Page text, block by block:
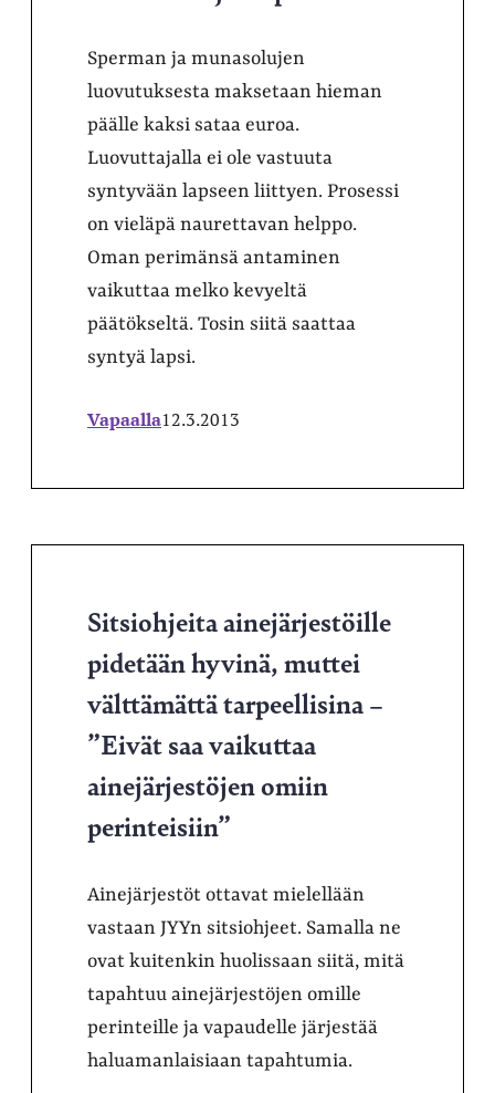
Sperman ja munasolujen
luovutuksesta maksetaan hieman
päälle kaksi sataa euroa.
Luovuttajalla ei ole vastuuta
syntyvään lapseen liittyen. Prosessi
on vieläpä naurettavan helppo.
Oman perimänsä antaminen
vaikuttaa melko kevyeltä
päätökseltä. Tosin siitä saattaa
syntyä lapsi.
Vapaalla12.3.2013
Sitsiohjeita ainejärjestöille
pidetään hyvinä, muttei
välttämättä tarpeellisina –
”Eivät saa vaikuttaa
ainejärjestöjen omiin
perinteisiin”
Ainejärjestöt ottavat mielellään
vastaan JYYn sitsiohjeet. Samalla ne
ovat kuitenkin huolissaan siitä, mitä
tapahtuu ainejärjestöjen omille
perinteille ja vapaudelle järjestää
haluamanlaisiaan tapahtumia.